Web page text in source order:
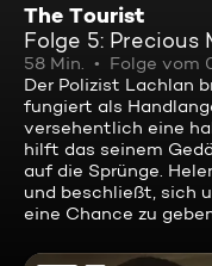
The Tourist
Folge 5: Precious
58 Min. Folge vom
Der Polizist Lachlan
fungiert als
versehentlich eine
hilft das seinem
auf die Sprünge.
und beschließt, sich
eine Chance zu